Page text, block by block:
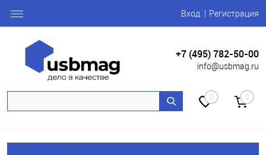
Вход Регистрация
+7 (495) 782-50-00
info@usbmag.ru
0 0